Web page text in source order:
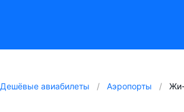
Дешёвые авиабилеты Аэропорты